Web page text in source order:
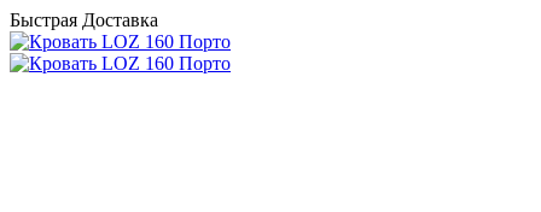
Быстрая Доставка